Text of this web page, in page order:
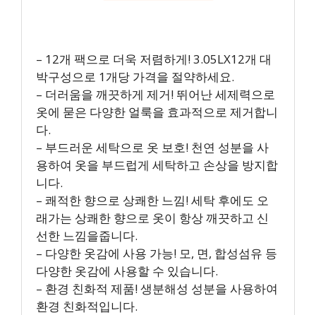
– 12개 팩으로 더욱 저렴하게! 3.05LX12개 대
박구성으로 1개당 가격을 절약하세요.
– 더러움을 깨끗하게 제거! 뛰어난 세제력으로
옷에 묻은 다양한 얼룩을 효과적으로 제거합니
다.
– 부드러운 세탁으로 옷 보호! 천연 성분을 사
용하여 옷을 부드럽게 세탁하고 손상을 방지합
니다.
– 쾌적한 향으로 상쾌한 느낌! 세탁 후에도 오
래가는 상쾌한 향으로 옷이 항상 깨끗하고 신
선한 느낌을줍니다.
– 다양한 옷감에 사용 가능! 모, 면, 합성섬유 등
다양한 옷감에 사용할 수 있습니다.
– 환경 친화적 제품! 생분해성 성분을 사용하여
환경 친화적입니다.